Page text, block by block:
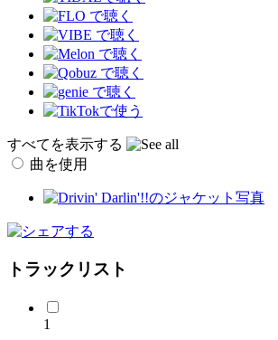
すべてを表示する
曲を使用
トラックリスト
1